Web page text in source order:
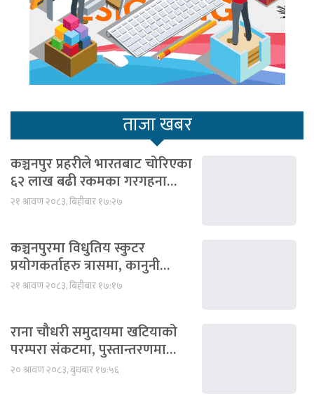
ताजा खबर
कञ्चनपुर प्रहरीले भारतबाट चोरिएका
६२ लाख बढी रकमका गरगहना…
२१ श्रावण २०८३, बिहीबार १७:२७
कञ्चनपुरमा विधुतिय स्कुटर
प्रयोगकर्ताहरु त्रासमा, कानुनी…
२१ श्रावण २०८३, बिहीबार १७:१७
राना चौधरी समुदायमा खटियाको
परम्परा संकटमा, पुस्तान्तरणमा…
२० श्रावण २०८३, बुधबार १७:५६